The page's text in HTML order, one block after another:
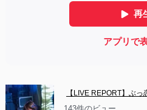
【LIVE REPORT】ぶ